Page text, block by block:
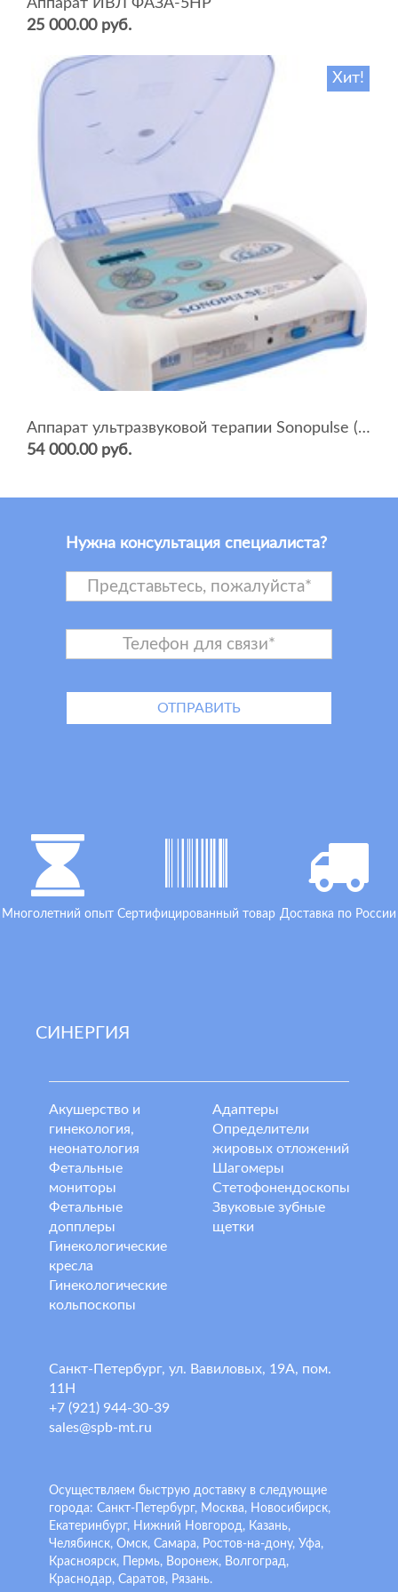
Аппарат ИВЛ ФАЗА-5НР
25 000.00 руб.
Хит!
Аппарат ультразвуковой терапии Sonopulse (мультичастотный 1 и 3 Мгц)
54 000.00 руб.
Нужна консультация специалиста?
Многолетний опыт Сертифицированный товар Доставка по России
СИНЕРГИЯ
Акушерство и
гинекология,
неонатология
Фетальные
мониторы
Фетальные
допплеры
Гинекологические
кресла
Гинекологические
кольпоскопы
Адаптеры
Определители
жировых отложений
Шагомеры
Стетофонендоскопы
Звуковые зубные
щетки
Санкт-Петербург, ул. Вавиловых, 19А, пом.
11Н
+7 (921) 944-30-39
sales@spb-mt.ru
Осуществляем быструю доставку в следующие
города: Санкт-Петербург, Москва, Новосибирск,
Екатеринбург, Нижний Новгород, Казань,
Челябинск, Омск, Самара, Ростов-на-дону, Уфа,
Красноярск, Пермь, Воронеж, Волгоград,
Краснодар, Саратов, Рязань.